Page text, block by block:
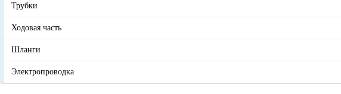
Трубки
Ходовая часть
Шланги
Электропроводка